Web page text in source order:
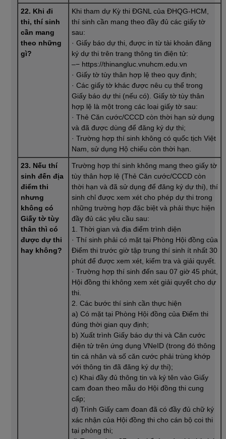
22. Khi đi
thi, thí sinh
cần mang
theo những
gì?
Khi tham dự Kỳ thi ĐGNL của ĐHQG-HCM,
thí sinh cần mang theo đầy đủ các giấy tờ
sau:
· Giấy báo dự thi, được in từ tài khoản đăng
ký dự thi trên trang thông tin điện tử:
–− https://thinangluc.vnuhcm.edu.vn
· Giấy tờ tùy thân hợp lệ theo quy định;
· Các giấy tờ khác được nêu cụ thể trong
Giấy báo dự thi (nếu có). Giấy tờ tùy thân
hợp lệ là một trong các loại giấy tờ sau:
· Thẻ Căn cước/CCCD còn thời hạn sử dụng
và đã được dùng để đăng ký dự thi;
· Trường hợp thí sinh không có quốc tịch Việt
Nam, sử dụng Hộ chiếu còn thời hạn.
23. Nếu thí
sinh đến địa
điểm thi
nhưng
không có
Giấy tờ tùy
thân thì có
được dự thi
hay không?
Trường hợp thí sinh không mang theo giấy tờ
tùy thân hợp lệ (Thẻ Căn cước/CCCD còn
thời hạn và đã sử dụng để đăng ký dự thi), thí
sinh chỉ được xem xét cho phép dự thi trong
những trường hợp đặc biệt và phải thực hiện
đầy đủ các yêu cầu sau:
1. Thời gian và địa điểm trình diện
· Thí sinh phải có mặt tại Phòng Hội đồng của
Điểm thi trước giờ tập trung thí sinh ít nhất 30
phút để được xem xét, kiểm tra và giải quyết.
· Trường hợp thí sinh đến sau 07 giờ 45 phút,
Hội đồng thi không xem xét giải quyết cho dự
thi.
2. Các bước thí sinh cần thực hiện
a) Có mặt tại Phòng Hội đồng của Điểm thi
đúng thời gian quy định;
b) Xuất trình Giấy báo dự thi và Căn cước
điện tử trên ứng dụng VNeID (trong đó thông
tin cá nhân và số căn cước phải trùng khớp
với thông tin đã đăng ký dự thi);
c) Khai đầy đủ thông tin và ký tên vào Giấy
cam đoan theo mẫu do Hội đồng thi cung
cấp;
d) Trình Giấy cam đoan đã có đầy đủ chữ ký
xác nhận của Hội đồng thi cho cán bộ coi thi
tại phòng thi;